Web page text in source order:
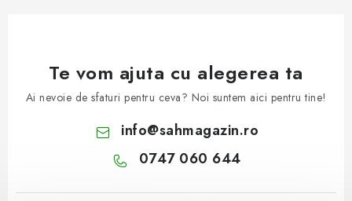
Te vom ajuta cu alegerea ta
Ai nevoie de sfaturi pentru ceva? Noi suntem aici pentru tine!
info@sahmagazin.ro
0747 060 644